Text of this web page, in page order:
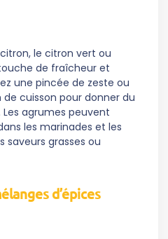
le citron vert ou
de fraîcheur et
une pincée de zeste ou
cuisson pour donner du
agrumes peuvent
les marinades et les
saveurs grasses ou
d’épices